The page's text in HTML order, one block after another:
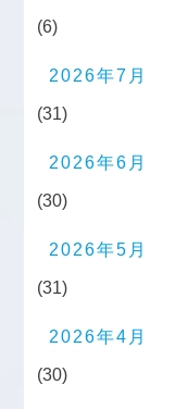
(6)
2026年7月
(31)
2026年6月
(30)
2026年5月
(31)
2026年4月
(30)